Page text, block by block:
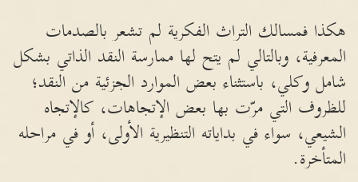
هكذا فمسالك التراث الفكرية لم تشعر بالصدمات
المعرفية، وبالتالي لم يتح لها ممارسة النقد الذاتي بشكل
شامل وكلي، باستثناء بعض الموارد الجزئية من النقد؛
للظروف التي مرّت بها بعض الإتجاهات، كالإتجاه
الشيعي، سواء في بداياته التنظيرية الأولى، أو في مراحله
المتأخرة.